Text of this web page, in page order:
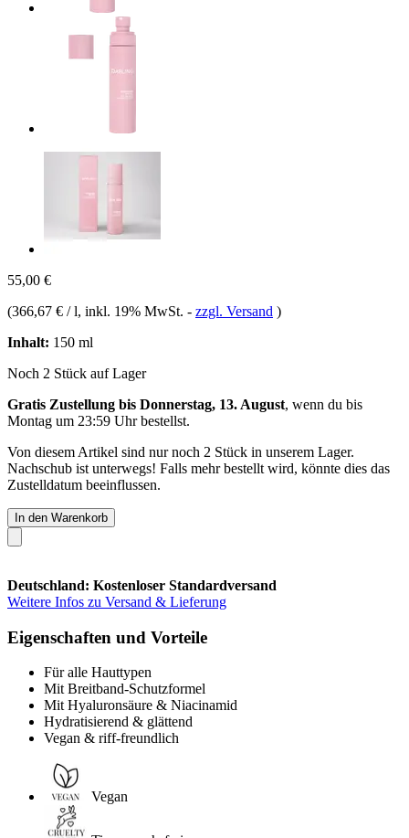
55,00 €
(366,67 € / l, inkl. 19% MwSt. - zzgl. Versand )
Inhalt: 150 ml
Noch 2 Stück auf Lager
Gratis Zustellung bis Donnerstag, 13. August, wenn du bis
Montag um 23:59 Uhrbestellst.
Von diesem Artikel sind nur noch 2 Stück in unserem Lager.
Nachschub ist unterwegs! Falls mehr bestellt wird, könnte dies das
Zustelldatum beeinflussen.
In den Warenkorb
Deutschland: Kostenloser Standardversand
Weitere Infos zu Versand & Lieferung
Eigenschaften und Vorteile
Für alle Hauttypen
Mit Breitband-Schutzformel
Mit Hyaluronsäure & Niacinamid
Hydratisierend & glättend
Vegan & riff-freundlich
Vegan